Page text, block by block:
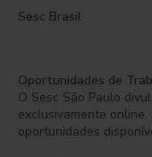
Sesc Brasil
Oportunidades de
O Sesc São Paulo
exclusivamente
oportunidades